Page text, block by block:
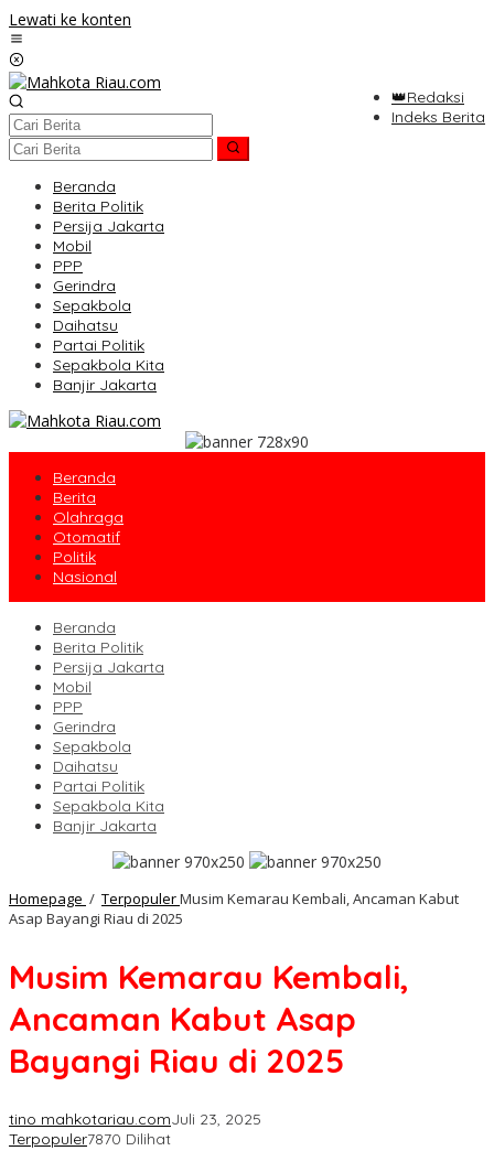
Lewati ke konten
👑Redaksi
Indeks Berita
Beranda
Berita Politik
Persija Jakarta
Mobil
PPP
Gerindra
Sepakbola
Daihatsu
Partai Politik
Sepakbola Kita
Banjir Jakarta
Beranda
Berita
Olahraga
Otomatif
Politik
Nasional
Beranda
Berita Politik
Persija Jakarta
Mobil
PPP
Gerindra
Sepakbola
Daihatsu
Partai Politik
Sepakbola Kita
Banjir Jakarta
Homepage / TerpopulerMusim Kemarau Kembali, Ancaman Kabut
Asap Bayangi Riau di 2025
Musim Kemarau Kembali,
Ancaman Kabut Asap
Bayangi Riau di 2025
tino mahkotariau.comJuli 23, 2025
Terpopuler7870 Dilihat